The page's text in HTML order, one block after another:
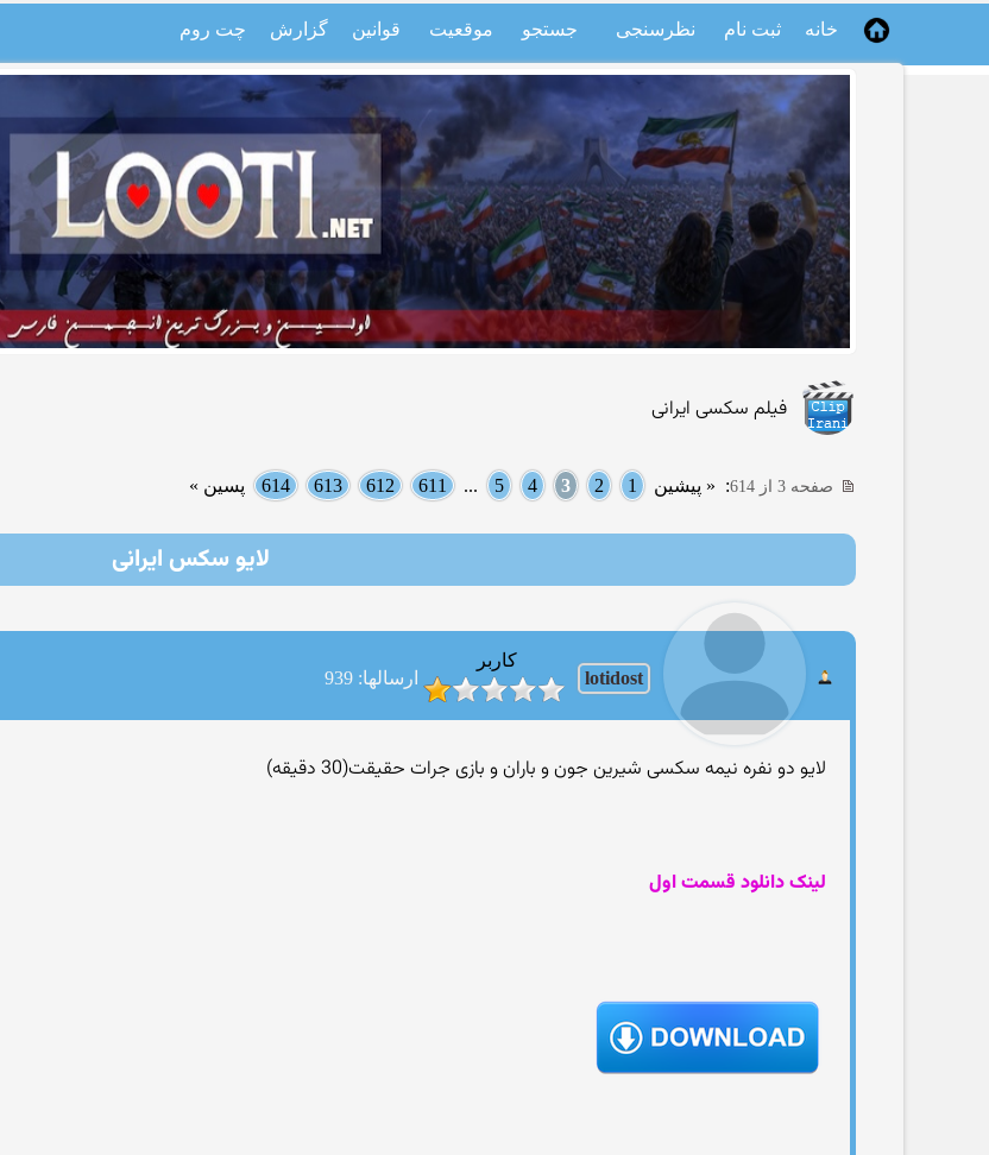
خانه ثبت نام نظرسنجی جستجو موقعیت قوانین گزارش چت روم
فیلم سکسی ایرانی
صفحه 3 از 614 : « پیشین 1
2
3
4
5
...
611
612
613
614 پسین »
لایو سکس ایرانی
lotidost
کاربر
ارسالها: 939
لایو دو نفره نیمه سکسی شیرین جون و باران و بازی جرات حقیقت(30 دقیقه)
لینک دانلود قسمت اول